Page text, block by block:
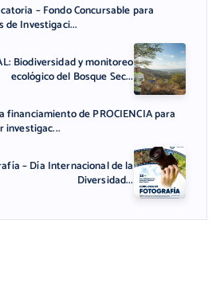
– Fondo Concursable para
de Investigaci...
Biodiversidad y monitoreo
ecológico del Bosque Sec...
financiamiento de PROCIENCIA para
investigac...
– Día Internacional de la
Diversidad...